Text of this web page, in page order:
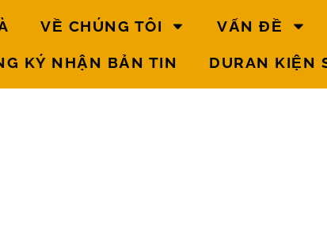
VỀ CHÚNG TÔI VẤN ĐỀ
KÝ NHẬN BẢN TIN DURAN KIỆN